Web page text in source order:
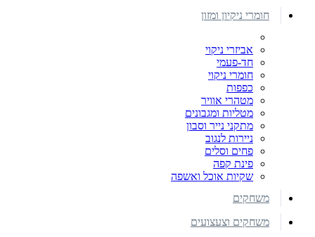
חומרי ניקיון ומזון
אביזרי ניקוי
חד-פעמי
חומרי ניקוי
כפפות
מטהרי אוויר
מטליות ומגבונים
מתקני נייר וסבון
ניירות לנגוב
פחים וסלים
פינת קפה
שקיות אוכל ואשפה
משחקים
משחקים וצעצועים